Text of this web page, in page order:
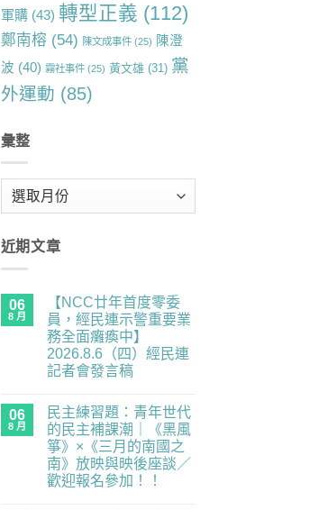
軍購(43) 轉型正義 (112)
鄭南榕 (54) 陳文成事件(25) 陳澄
波 (40) 霧社事件(25) 黃文雄(31) 黨
外運動 (85)
彙整
近期文章
06
8 月
【NCC廿年首度零委
員，經民連示警重要業
務全面癱瘓中】
2026.8.6（四）經民連
記者會發言稿
廿
年
首
度
零
委
員，
留
言
06
8 月
民主練習題：青年世代
的民主補課潮｜《黑風
箏》×《三月的南國之
南》放映與映後座談／
歡迎報名參加！！